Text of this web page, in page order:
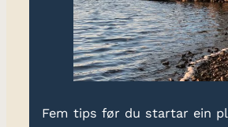
Fem tips før du startar ein